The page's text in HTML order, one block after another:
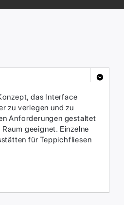
das Interface
zu verlegen und zu
Anforderungen gestaltet
geeignet. Einzelne
für Teppichfliesen